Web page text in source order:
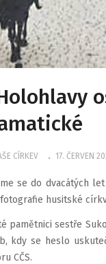
CÍRKEV 17. ČERVEN
se do dvacátých
husitské
pamětnici sestře
kdy se heslo
CČS.